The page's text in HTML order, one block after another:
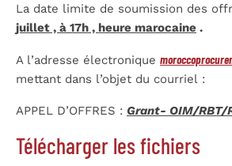
La date limite de soumission des
juillet , à 17h , heure marocaine .
A l’adresse électronique
mettant dans l’objet du courriel :
APPEL D’OFFRES : Grant- OIM/RBT/
Télécharger les fichiers